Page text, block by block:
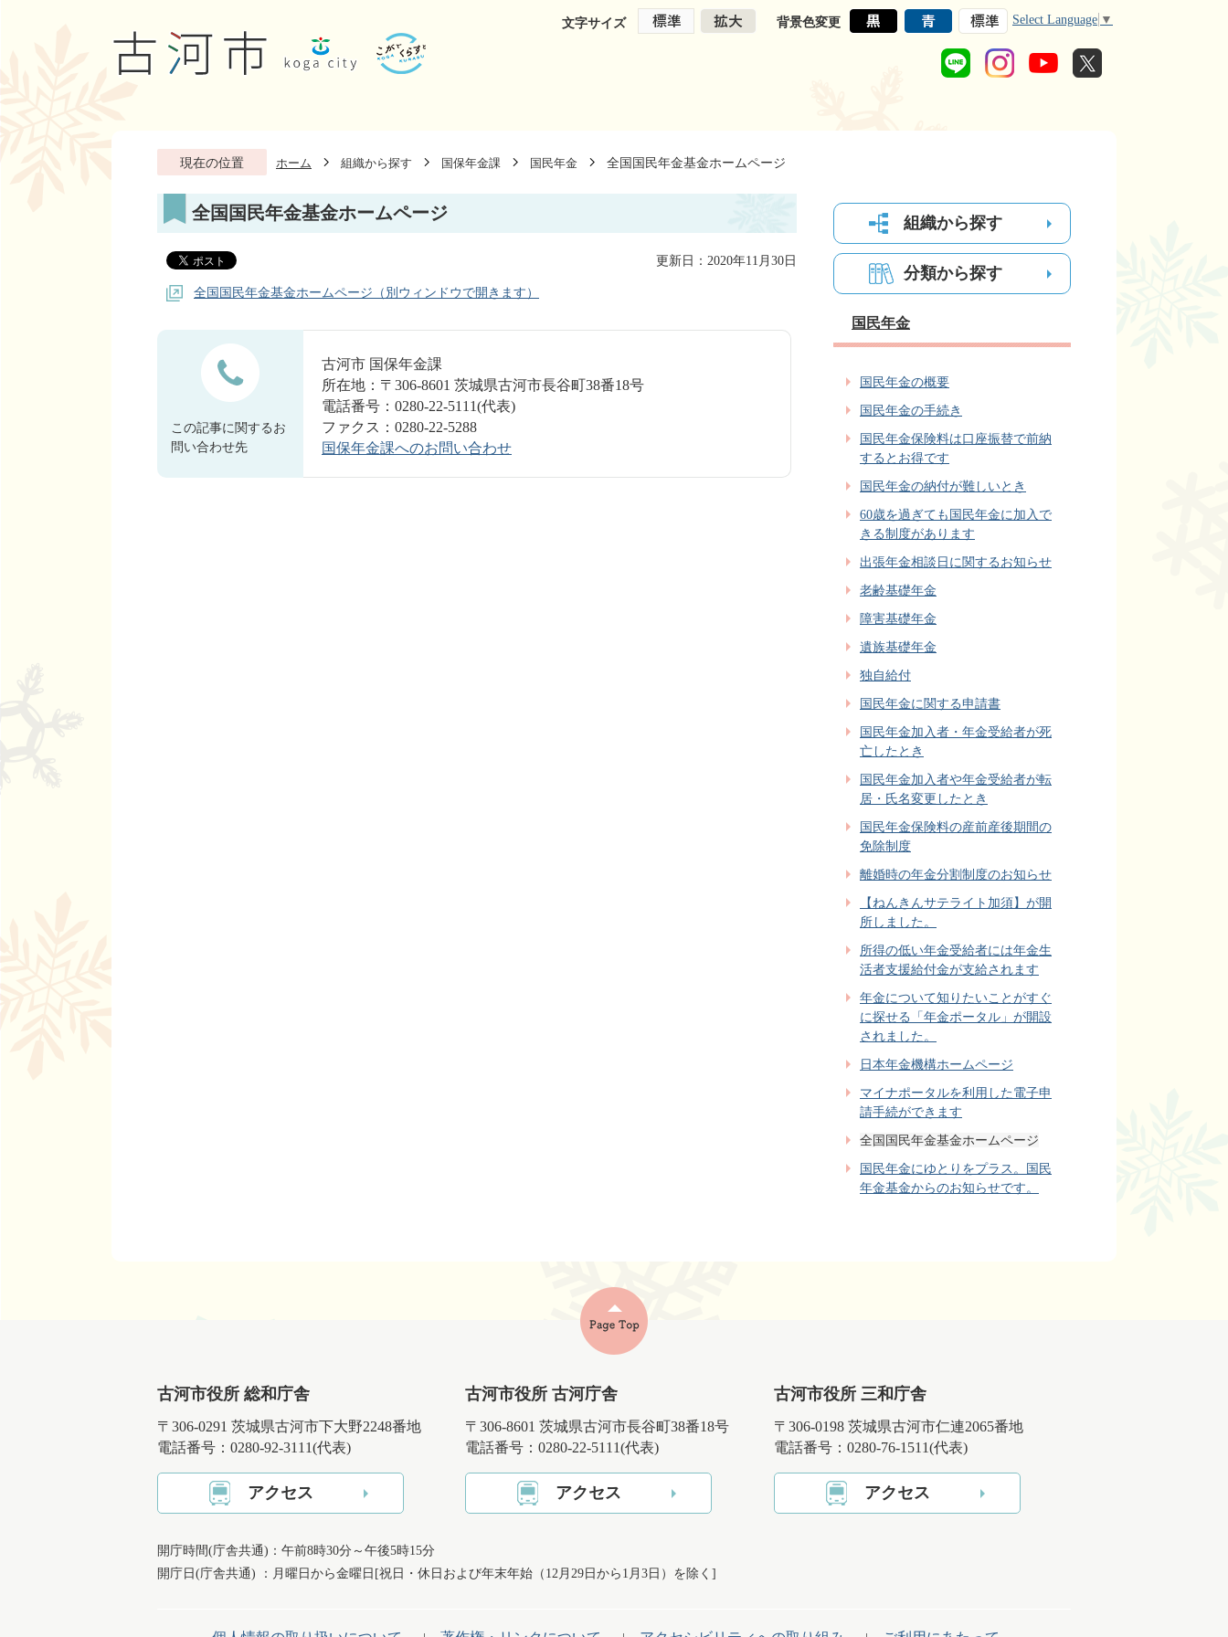
文字サイズ 背景色変更 Select Language ▼
現在の位置 ホーム 組織から探す 国保年金課 国民年金 全国国民年金基金ホームページ
全国国民年金基金ホームページ
更新日：2020年11月30日
全国国民年金基金ホームページ（別ウィンドウで開きます）
この記事に関するお
問い合わせ先
古河市 国保年金課
所在地：〒306-8601 茨城県古河市長谷町38番18号
電話番号：0280-22-5111(代表)
ファクス：0280-22-5288
国保年金課へのお問い合わせ
組織から探す
分類から探す
国民年金
国民年金の概要
国民年金の手続き
国民年金保険料は口座振替で前納
するとお得です
国民年金の納付が難しいとき
60歳を過ぎても国民年金に加入で
きる制度があります
出張年金相談日に関するお知らせ
老齢基礎年金
障害基礎年金
遺族基礎年金
独自給付
国民年金に関する申請書
国民年金加入者・年金受給者が死
亡したとき
国民年金加入者や年金受給者が転
居・氏名変更したとき
国民年金保険料の産前産後期間の
免除制度
離婚時の年金分割制度のお知らせ
【ねんきんサテライト加須】が開
所しました。
所得の低い年金受給者には年金生
活者支援給付金が支給されます
年金について知りたいことがすぐ
に探せる「年金ポータル」が開設
されました。
日本年金機構ホームページ
マイナポータルを利用した電子申
請手続ができます
全国国民年金基金ホームページ
国民年金にゆとりをプラス。国民
年金基金からのお知らせです。
古河市役所 総和庁舎
〒306-0291 茨城県古河市下大野2248番地
電話番号：0280-92-3111(代表)
アクセス
古河市役所 古河庁舎
〒306-8601 茨城県古河市長谷町38番18号
電話番号：0280-22-5111(代表)
アクセス
古河市役所 三和庁舎
〒306-0198 茨城県古河市仁連2065番地
電話番号：0280-76-1511(代表)
アクセス
開庁時間(庁舎共通)：午前8時30分～午後5時15分
開庁日(庁舎共通) ：月曜日から金曜日[祝日・休日および年末年始（12月29日から1月3日）を除く]